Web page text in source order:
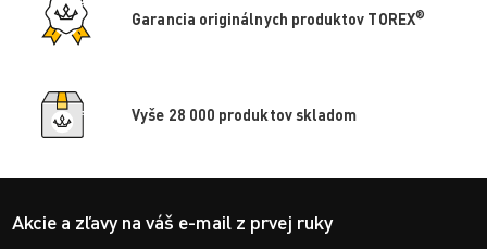
Garancia originálnych produktov TOREX®
Vyše 28 000 produktov skladom
Akcie a zľavy na váš e-mail z prvej ruky